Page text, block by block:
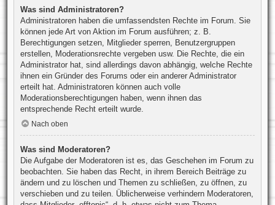
Was sind Administratoren?
Administratoren haben die umfassendsten Rechte im Forum. Sie
können jede Art von Aktion im Forum ausführen; z. B.
Berechtigungen setzen, Mitglieder sperren, Benutzergruppen
erstellen, Moderationsrechte vergeben usw. Die Rechte, die ein
Administrator hat, sind allerdings davon abhängig, welche Rechte
ihnen ein Gründer des Forums oder ein anderer Administrator
erteilt hat. Administratoren können auch volle
Moderationsberechtigungen haben, wenn ihnen das
entsprechende Recht erteilt wurde.
Nach oben
Was sind Moderatoren?
Die Aufgabe der Moderatoren ist es, das Geschehen im Forum zu
beobachten. Sie haben das Recht, in ihrem Bereich Beiträge zu
ändern und zu löschen und Themen zu schließen, zu öffnen, zu
verschieben und zu teilen. Üblicherweise verhindern Moderatoren,